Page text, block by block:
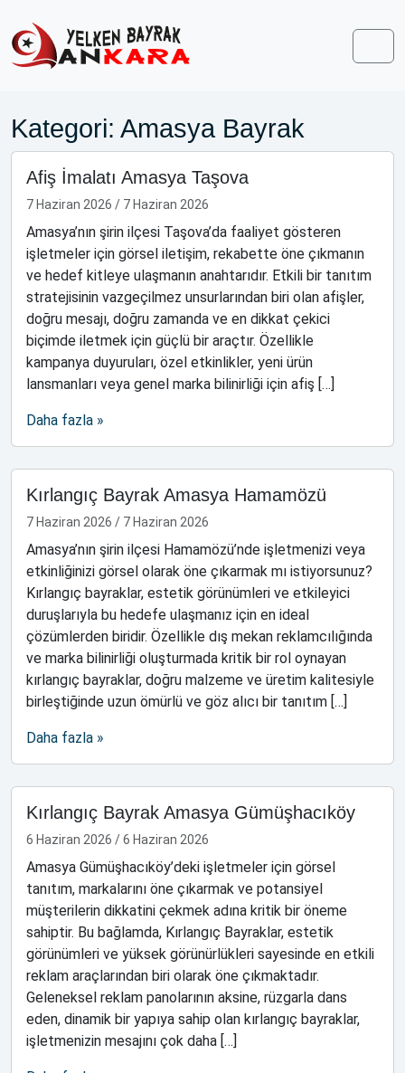
Kategori: Amasya Bayrak
Afiş İmalatı Amasya Taşova
7 Haziran 2026 / 7 Haziran 2026
Amasya’nın şirin ilçesi Taşova’da faaliyet gösteren
işletmeler için görsel iletişim, rekabette öne çıkmanın
ve hedef kitleye ulaşmanın anahtarıdır. Etkili bir tanıtım
stratejisinin vazgeçilmez unsurlarından biri olan afişler,
doğru mesajı, doğru zamanda ve en dikkat çekici
biçimde iletmek için güçlü bir araçtır. Özellikle
kampanya duyuruları, özel etkinlikler, yeni ürün
lansmanları veya genel marka bilinirliği için afiş […]
Daha fazla »
Kırlangıç Bayrak Amasya Hamamözü
7 Haziran 2026 / 7 Haziran 2026
Amasya’nın şirin ilçesi Hamamözü’nde işletmenizi veya
etkinliğinizi görsel olarak öne çıkarmak mı istiyorsunuz?
Kırlangıç bayraklar, estetik görünümleri ve etkileyici
duruşlarıyla bu hedefe ulaşmanız için en ideal
çözümlerden biridir. Özellikle dış mekan reklamcılığında
ve marka bilinirliği oluşturmada kritik bir rol oynayan
kırlangıç bayraklar, doğru malzeme ve üretim kalitesiyle
birleştiğinde uzun ömürlü ve göz alıcı bir tanıtım […]
Daha fazla »
Kırlangıç Bayrak Amasya Gümüşhacıköy
6 Haziran 2026 /6 Haziran 2026
Amasya Gümüşhacıköy’deki işletmeler için görsel
tanıtım, markalarını öne çıkarmak ve potansiyel
müşterilerin dikkatini çekmek adına kritik bir öneme
sahiptir. Bu bağlamda, Kırlangıç Bayraklar, estetik
görünümleri ve yüksek görünürlükleri sayesinde en etkili
reklam araçlarından biri olarak öne çıkmaktadır.
Geleneksel reklam panolarının aksine, rüzgarla dans
eden, dinamik bir yapıya sahip olan kırlangıç bayraklar,
işletmenizin mesajını çok daha […]